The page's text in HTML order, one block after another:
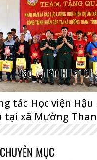
tác Học viện Hậu
tại xã Mường Than
MỤC